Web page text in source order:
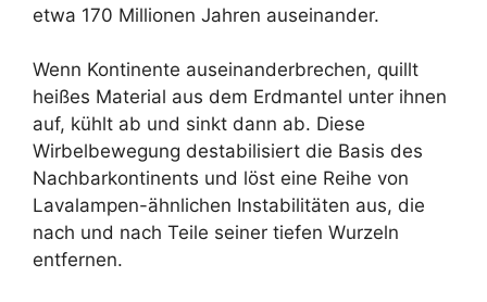
etwa 170 Millionen Jahren auseinander.
Wenn Kontinente auseinanderbrechen, quillt
heißes Material aus dem Erdmantel unter ihnen
auf, kühlt ab und sinkt dann ab. Diese
Wirbelbewegung destabilisiert die Basis des
Nachbarkontinents und löst eine Reihe von
Lavalampen-ähnlichen Instabilitäten aus, die
nach und nach Teile seiner tiefen Wurzeln
entfernen.